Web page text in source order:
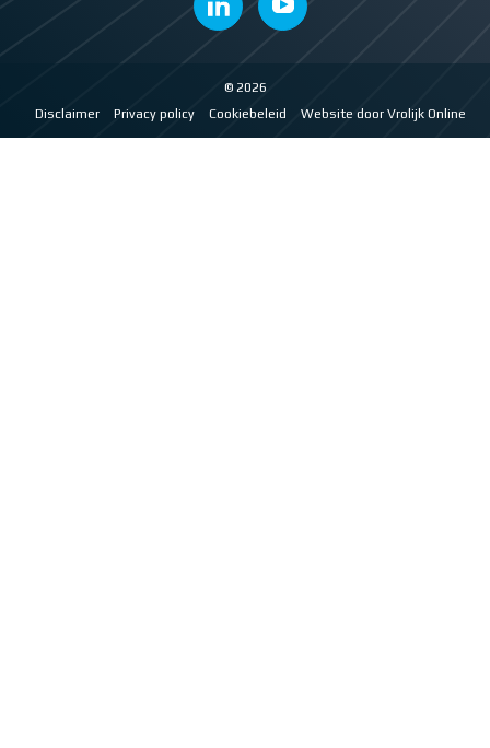
© 2026
Disclaimer
Privacy policy Cookiebeleid Website door Vrolijk Online